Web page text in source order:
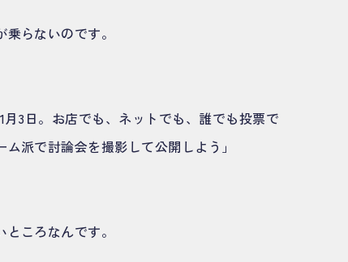
らないのです。
月3日。お店でも、ネットでも、誰でも投票で
派で討論会を撮影して公開しよう」
ころなんです。